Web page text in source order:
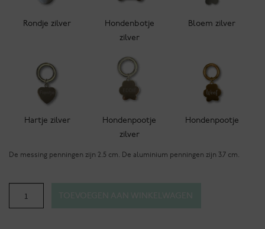
Rondje zilver
Hondenbotje
zilver
Bloem zilver
Hartje zilver
Hondenpootje
zilver
Hondenpootje
De messing penningen zijn 2.5 cm. De aluminium penningen zijn 3.7 cm.